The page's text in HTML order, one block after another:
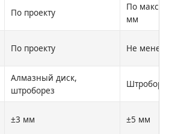
По проекту
По
мм
По проекту Не менее
Алмазный диск,
штроборез
±3 мм ±5 мм